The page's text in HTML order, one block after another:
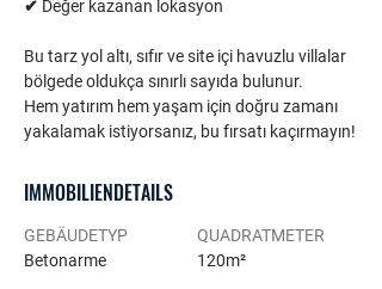
✔ Değer kazanan lokasyon
Bu tarz yol altı, sıfır ve site içi havuzlu villalar
bölgede oldukça sınırlı sayıda bulunur.
Hem yatırım hem yaşam için doğru zamanı
yakalamak istiyorsanız, bu fırsatı kaçırmayın!
IMMOBILIENDETAILS
GEBÄUDETYP
Betonarme
QUADRATMETER
120m²